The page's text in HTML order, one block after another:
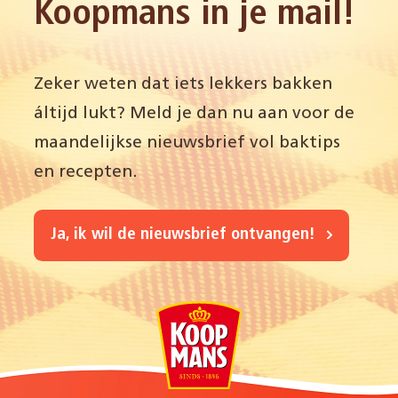
Koopmans in je mail!
Zeker weten dat iets lekkers bakken
áltijd lukt? Meld je dan nu aan voor de
maandelijkse nieuwsbrief vol baktips
en recepten.
Ja, ik wil de nieuwsbrief ontvangen!